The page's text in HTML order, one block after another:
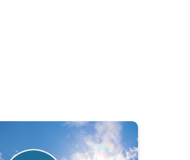
pro zdraví!. Slunce, zasviť nám ještě. . .